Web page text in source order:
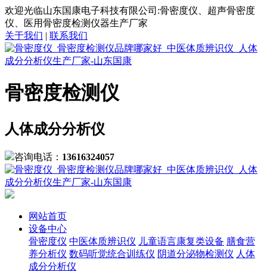
欢迎光临山东国康电子科技有限公司:骨密度仪、超声骨密度
仪、医用骨密度检测仪器生产厂家
关于我们 | 联系我们
骨密度检测仪
人体成分分析仪
咨询电话： 13616324057
网站首页
设备中心
骨密度仪 中医体质辨识仪 儿童语言康复类设备 膳食营
养分析仪 数码听觉统合训练仪 阴道分泌物检测仪 人体
成分分析仪